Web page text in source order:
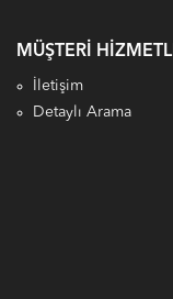
MÜŞTERI
İletişim
Detaylı Arama